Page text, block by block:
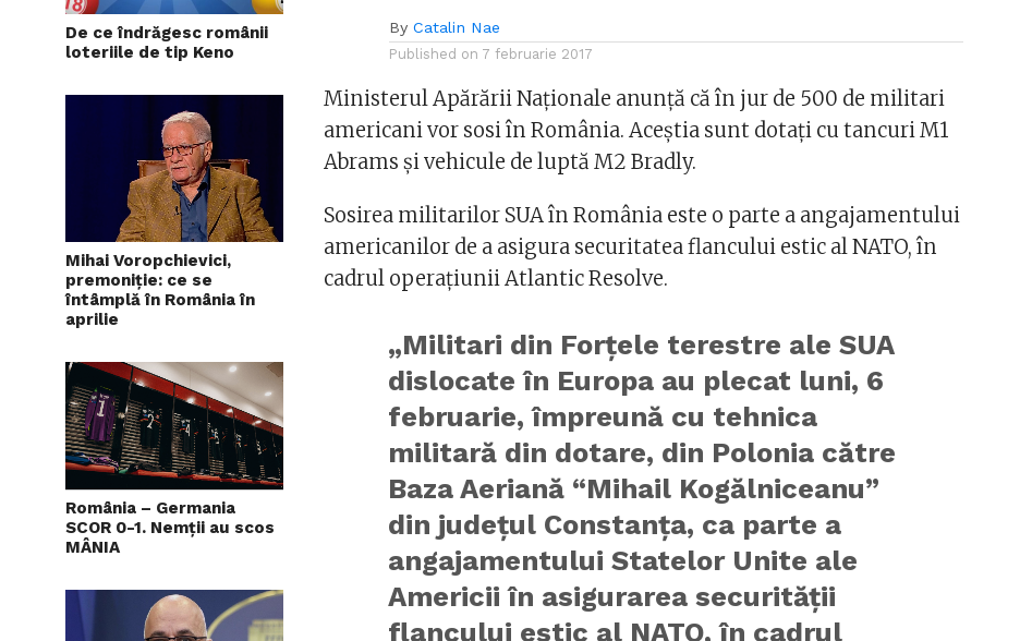
De ce îndrăgesc românii
loteriile de tip Keno
Mihai Voropchievici,
premoniție: ce se
întâmplă în România în
aprilie
România – Germania
SCOR 0-1. Nemții au scos
MÂNIA
By Catalin Nae
Published on 7 februarie 2017
Ministerul Apărării Naționale anunță că în jur de 500 de militari
americani vor sosi în România. Aceștia sunt dotați cu tancuri M1
Abrams şi vehicule de luptă M2 Bradly.
Sosirea militarilor SUA în România este o parte a angajamentului
americanilor de a asigura securitatea flancului estic al NATO, în
cadrul operațiunii Atlantic Resolve.
„Militari din Forţele terestre ale SUA
dislocate în Europa au plecat luni, 6
februarie, împreună cu tehnica
militară din dotare, din Polonia către
Baza Aeriană “Mihail Kogălniceanu”
din judeţul Constanţa, ca parte a
angajamentului Statelor Unite ale
Americii în asigurarea securităţii
flancului estic al NATO, în cadrul